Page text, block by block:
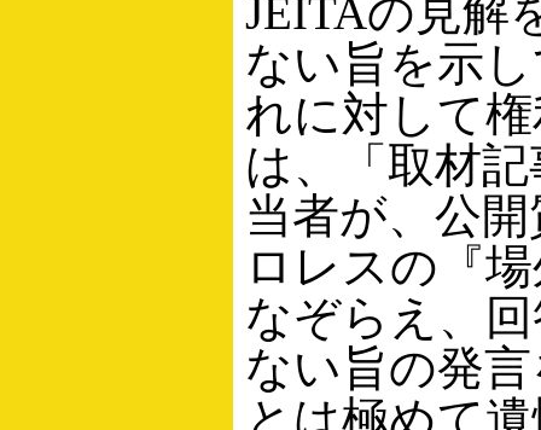
JEITAの見解
ない旨を示
れに対して
は、「取材
当者が、公
ロレスの『
なぞらえ、
ない旨の発
とは極めて